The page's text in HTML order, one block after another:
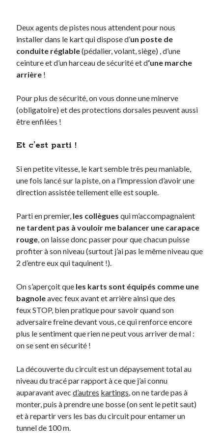
Deux agents de pistes nous attendent pour nous
installer dans le kart qui dispose d’un poste de
conduite réglable(pédalier, volant, siège) , d’une
ceinture et d’un harceau de sécurité et d‘une marche
arrière !
Pour plus de sécurité, on vous donne une minerve
(obligatoire) et des protections dorsales peuvent aussi
être enfilées !
Et c’est parti !
Si en petite vitesse, le kart semble très peu maniable,
une fois lancé sur la piste, on a l’impression d’avoir une
direction assistée tellement elle est souple.
Parti en premier, les collègues qui m’accompagnaient
ne tardent pas à vouloir me balancer une carapace
rouge , on laisse donc passer pour que chacun puisse
profiter à son niveau (surtout j’ai pas le même niveau que
2 d’entre eux qui taquinent !).
On s’aperçoit que les karts sont équipés comme une
bagnoleavec feux avant et arrière ainsi que des
feux STOP, bien pratique pour savoir quand son
adversaire freine devant vous, ce qui renforce encore
plus le sentiment que rien ne peut vous arriver de mal :
on se sent en sécurité !
La découverte du circuit est un dépaysement total au
niveau du tracé par rapport à ce que j’ai connu
auparavant avecd’autres kartings , on ne tarde pas à
monter, puis à prendre une bosse (on sent le petit saut)
et à repartir vers les bas du circuit pour entamer un
tunnel de 100 m.